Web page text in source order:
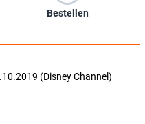
Bestellen
(Disney Channel)